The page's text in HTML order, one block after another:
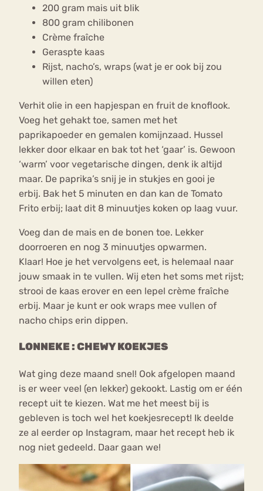
200 gram mais uit blik
800 gram chilibonen
Crème fraîche
Geraspte kaas
Rijst, nacho’s, wraps (wat je er ook bij zou
willen eten)
Verhit olie in een hapjespan en fruit de knoflook.
Voeg het gehakt toe, samen met het
paprikapoeder en gemalen komijnzaad. Hussel
lekker door elkaar en bak tot het ‘gaar’ is. Gewoon
‘warm’ voor vegetarische dingen, denk ik altijd
maar. De paprika’s snij je in stukjes en gooi je
erbij. Bak het 5 minuten en dan kan de Tomato
Frito erbij; laat dit 8 minuutjes koken op laag vuur.
Voeg dan de mais en de bonen toe. Lekker
doorroeren en nog 3 minuutjes opwarmen.
Klaar! Hoe je het vervolgens eet, is helemaal naar
jouw smaak in te vullen. Wij eten het soms met rijst;
strooi de kaas erover en een lepel crème fraîche
erbij. Maar je kunt er ook wraps mee vullen of
nacho chips erin dippen.
LONNEKE : CHEWY KOEKJES
Wat ging deze maand snel! Ook afgelopen maand
is er weer veel (en lekker) gekookt. Lastig om er één
recept uit te kiezen. Wat me het meest bij is
gebleven is toch wel het koekjesrecept! Ik deelde
ze al eerder op Instagram, maar het recept heb ik
nog niet gedeeld. Daar gaan we!